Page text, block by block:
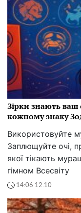
Зірки знають ваш
кожному знаку
Використовуйте
Заплющуйте очі,
якої тікають
гімном Всесвіту
14:06 12.10